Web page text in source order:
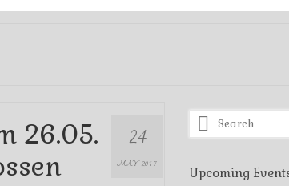
24
MAY 2017
26.05.
Search
for:
Upcoming